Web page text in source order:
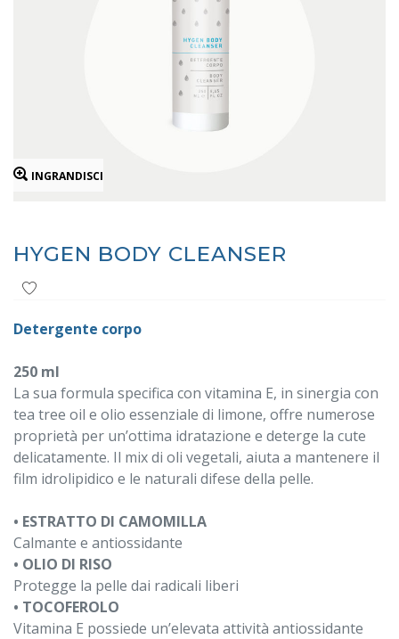
INGRANDISCI
HYGEN BODY CLEANSER
Detergente corpo
250 ml
La sua formula specifica con vitamina E, in sinergia con
tea tree oil e olio essenziale di limone, offre numerose
proprietà per un’ottima idratazione e deterge la cute
delicatamente. Il mix di oli vegetali, aiuta a mantenere il
film idrolipidico e le naturali difese della pelle.
• ESTRATTO DI CAMOMILLA
Calmante e antiossidante
• OLIO DI RISO
Protegge la pelle dai radicali liberi
• TOCOFEROLO
Vitamina E possiede un’elevata attività antiossidante